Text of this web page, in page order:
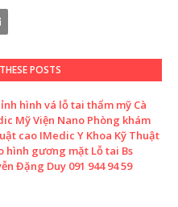
POSTS
hình vá lỗ tai thẩm mỹ Cà
Mỹ Viện Nano Phòng khám
cao IMedic Y Khoa Kỹ Thuật
hình gương mặt Lỗ tai Bs
Đặng Duy 091 944 94 59